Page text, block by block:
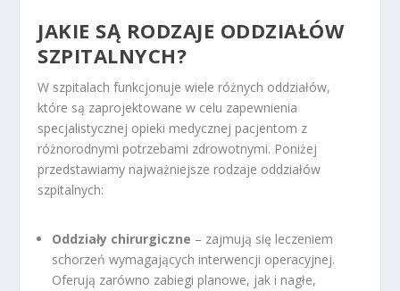
JAKIE SĄ RODZAJE ODDZIAŁÓW
SZPITALNYCH?
W szpitalach funkcjonuje wiele różnych oddziałów,
które są zaprojektowane w celu zapewnienia
specjalistycznej opieki medycznej pacjentom z
różnorodnymi potrzebami zdrowotnymi. Poniżej
przedstawiamy najważniejsze rodzaje oddziałów
szpitalnych:
Oddziały chirurgiczne – zajmują się leczeniem
schorzeń wymagających interwencji operacyjnej.
Oferują zarówno zabiegi planowe, jak i nagłe,